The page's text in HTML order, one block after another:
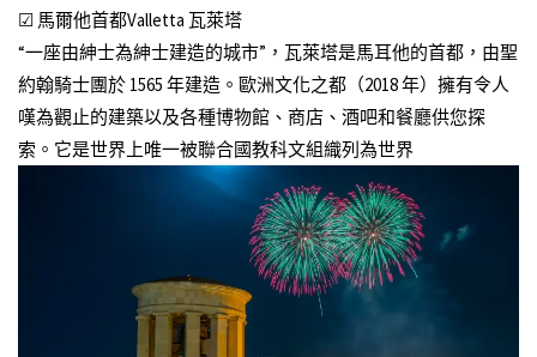
☑ 馬爾他首都Valletta 瓦萊塔
“一座由紳士為紳士建造的城市”，瓦萊塔是馬耳他的首都，由聖
約翰騎士團於 1565 年建造。歐洲文化之都（2018 年）擁有令人
嘆為觀止的建築以及各種博物館、商店、酒吧和餐廳供您探
索。它是世界上唯一被聯合國教科文組織列為世界